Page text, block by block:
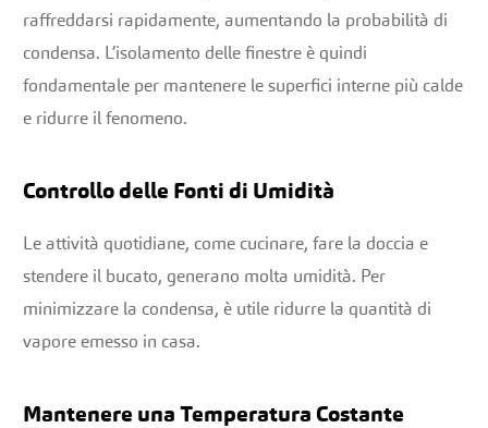
raffreddarsi rapidamente, aumentando la probabilità di
condensa. L’isolamento delle finestre è quindi
fondamentale per mantenere le superfici interne più calde
e ridurre il fenomeno.
Controllo delle Fonti di Umidità
Le attività quotidiane, come cucinare, fare la doccia e
stendere il bucato, generano molta umidità. Per
minimizzare la condensa, è utile ridurre la quantità di
vapore emesso in casa.
Mantenere una Temperatura Costante